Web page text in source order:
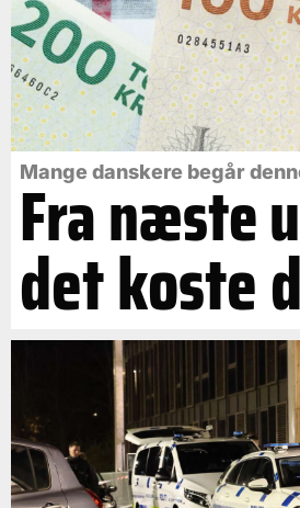
Mange danskere begår
Fra næste
det koste